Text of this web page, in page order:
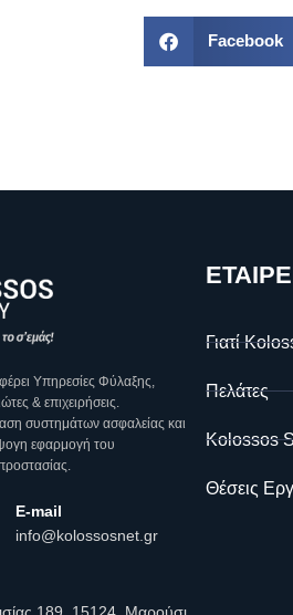
Facebook
Υπηρεσίες Φύλαξης,
& επιχειρήσεις.
συστημάτων ασφαλείας και
εφαρμογή του
E-mail
info@kolossosnet.gr
189, 15124, Μαρούσι
Γιατί
Πελάτες
Kolossos
Θέσεις